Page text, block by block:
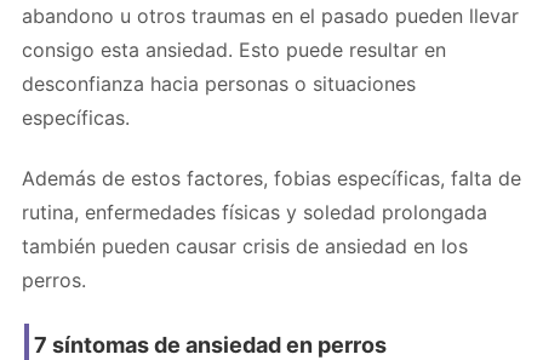
abandono u otros traumas en el pasado pueden llevar
consigo esta ansiedad. Esto puede resultar en
desconfianza hacia personas o situaciones
específicas.
Además de estos factores, fobias específicas, falta de
rutina, enfermedades físicas y soledad prolongada
también pueden causar crisis de ansiedad en los
perros.
7 síntomas de ansiedad en perros